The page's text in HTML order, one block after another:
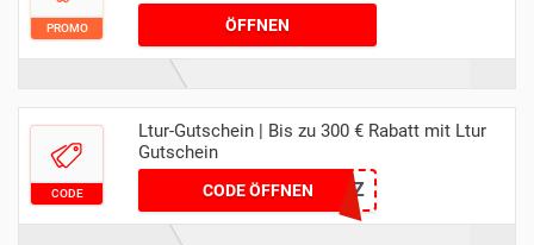
PROMO ÖFFNEN
CODE
Ltur-Gutschein | Bis zu 300 € Rabatt mit Ltur
Gutschein
CODE ÖFFNENMDAZ